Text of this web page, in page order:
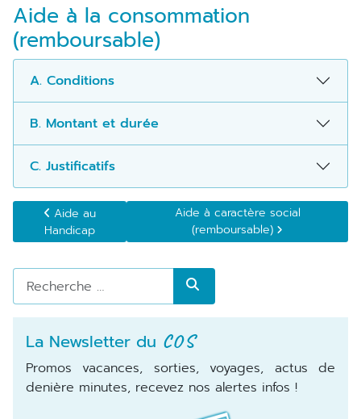
Aide à la consommation
(remboursable)
A. Conditions
B. Montant et durée
C. Justificatifs
Article précédent : Aide au Handicap
Aide au
Handicap
Article suivant : Aide à caractère
Aide à caractère social
(remboursable)
Rechercher
La Newsletter du COS
Promos vacances, sorties, voyages, actus de
denière minutes, recevez nos alertes infos !